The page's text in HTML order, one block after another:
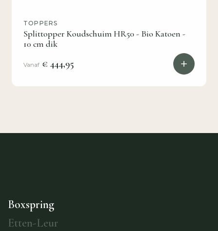
TOPPERS
Splittopper Koudschuim HR50 - Bio Katoen -
10 cm dik
Vanaf € 444,95
Boxspring
Etten-Leur